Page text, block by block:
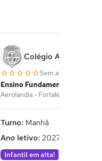
Colégio Araújo Félix
Sem avaliações
Ensino Fundamental II
Aerolandia - Fortaleza - CE
Turno: Manhã
Ano letivo: 2027
Infantil em alta!